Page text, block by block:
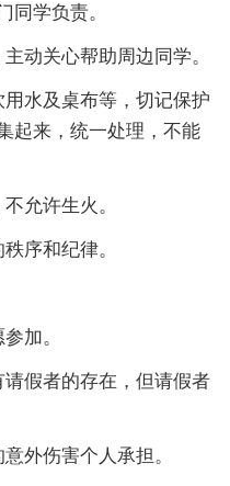
同学负责。
关心帮助周边同学。
水及桌布等，切记保护
起来，统一处理，不能
允许生火。
序和纪律。
加。
假者的存在，但请假者
外伤害个人承担。